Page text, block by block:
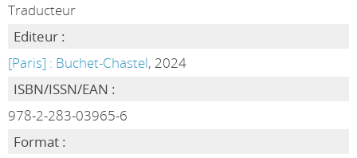
Traducteur
Editeur :
[Paris] : Buchet-Chastel, 2024
ISBN/ISSN/EAN :
978-2-283-03965-6
Format :